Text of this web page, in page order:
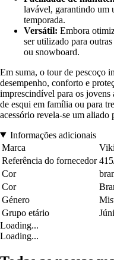
lavável, garantindo um
temporada.
Versátil: Embora
ser utilizado para
ou snowboard.
Em suma, o tour de pescoço
desempenho, conforto e
imprescindível para os jovens
de esqui em família ou para
acessório revela-se um
Informações adicionais
Marca
Referência do fornecedor
Cor
Cor
Género
Grupo etário
Loading...
Loading...